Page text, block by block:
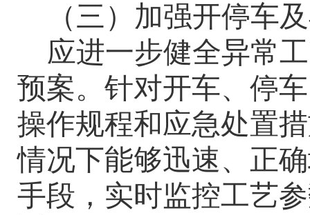
（三）加强开停车
应进一步健全异常
预案。针对开车、停
操作规程和应急处置
情况下能够迅速、正
手段，实时监控工艺